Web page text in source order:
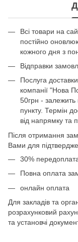
Всі товари на
постійно
кожного дня з
Відправки
Послуга
компанії "Нова
50грн - залежить
пункту. Термін
від напрямку та
Після отримання
Вами для
30%
Повна оплата
онлайн оплата
Для закладів та
розрахунковий
та установчі